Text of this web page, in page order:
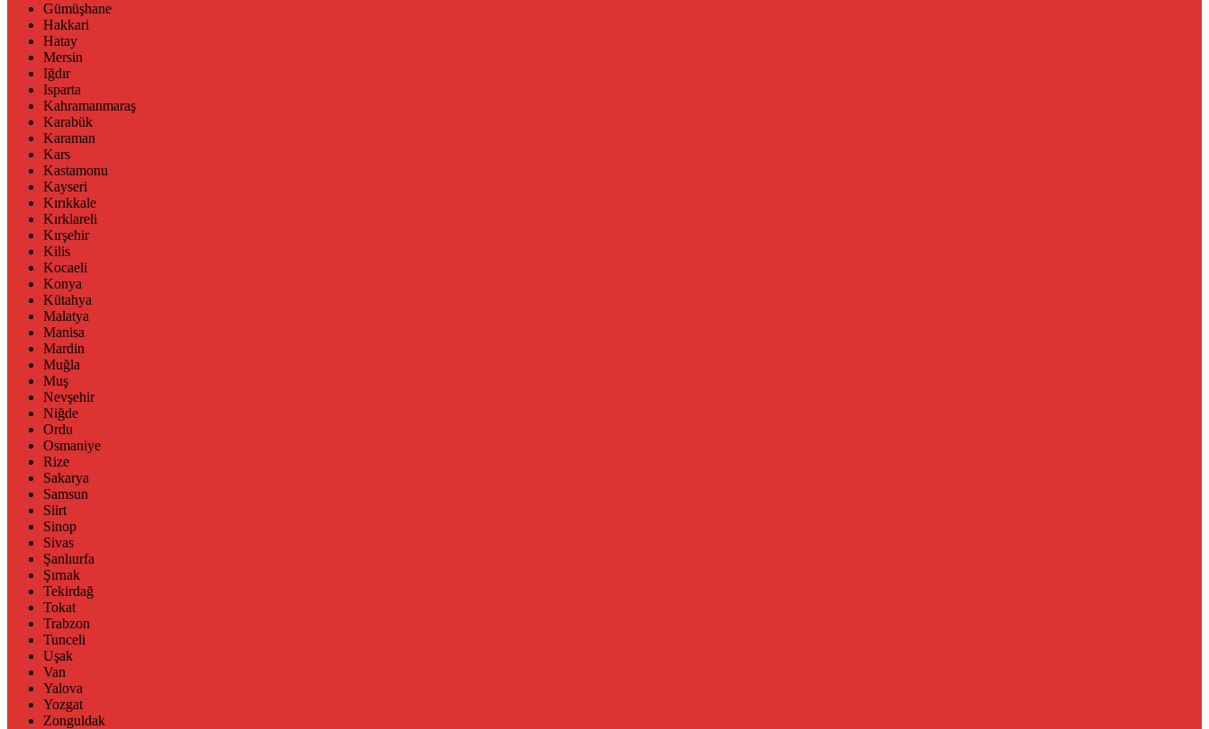
Gümüşhane
Hakkari
Hatay
Mersin
Iğdır
Isparta
Kahramanmaraş
Karabük
Karaman
Kars
Kastamonu
Kayseri
Kırıkkale
Kırklareli
Kırşehir
Kilis
Kocaeli
Konya
Kütahya
Malatya
Manisa
Mardin
Muğla
Muş
Nevşehir
Niğde
Ordu
Osmaniye
Rize
Sakarya
Samsun
Siirt
Sinop
Sivas
Şanlıurfa
Şırnak
Tekirdağ
Tokat
Trabzon
Tunceli
Uşak
Van
Yalova
Yozgat
Zonguldak